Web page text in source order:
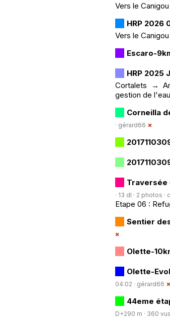
Vers le Canigou
HRP 2026
Vers le
Escaro-
HRP 2025
Cortalets →
gestion de
Corneilla
· gérard66
Traversée
· 13 dl · 2 photos ·
Etape 06 :
Sentier
Olette-
Olette-
04:02 · gérard66
44eme
D+290 m · 360 vus